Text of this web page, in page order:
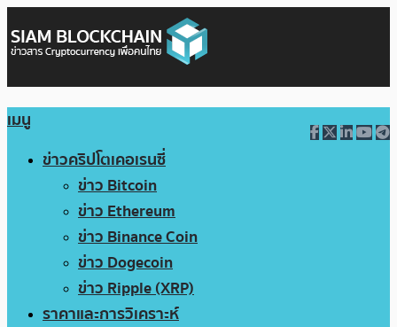
เมนู
ข่าวคริปโตเคอเรนซี่
ข่าว Bitcoin
ข่าว Ethereum
ข่าว Binance Coin
ข่าว Dogecoin
ข่าว Ripple (XRP)
ราคาและการวิเคราะห์